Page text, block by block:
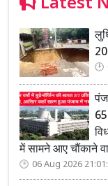
में सामने आए चौंकाने
06 Aug 2026